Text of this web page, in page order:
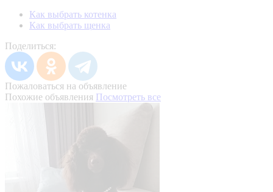
Как выбрать котенка
Как выбрать щенка
Поделиться:
Пожаловаться на объявление
Похожие объявления Посмотреть все